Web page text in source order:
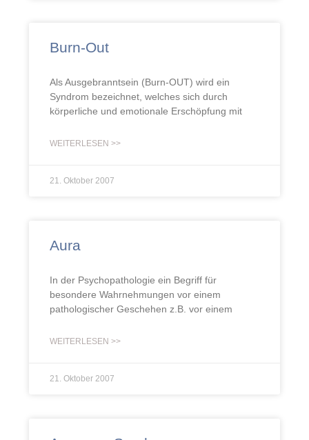
Burn-Out
Als Ausgebranntsein (Burn-OUT) wird ein
Syndrom bezeichnet, welches sich durch
körperliche und emotionale Erschöpfung mit
WEITERLESEN >>
21. Oktober 2007
Aura
In der Psychopathologie ein Begriff für
besondere Wahrnehmungen vor einem
pathologischer Geschehen z.B. vor einem
WEITERLESEN >>
21. Oktober 2007